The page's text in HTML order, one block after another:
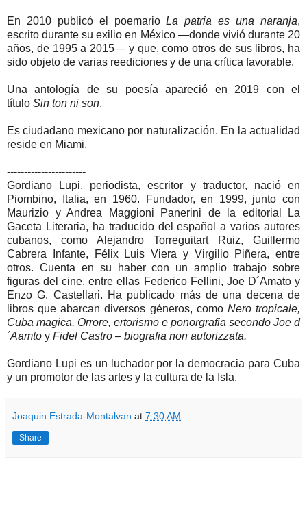
En 2010 publicó el poemarioLa patria es una naranja,
escrito durante su exilio en México —donde vivió durante 20
años, de 1995 a 2015— y que, como otros de sus libros, ha
sido objeto de varias reediciones y de una crítica favorable.
Una antología de su poesía apareció en 2019 con el
título Sin ton ni son.
Es ciudadano mexicano por naturalización. En la actualidad
reside en Miami.
-----------------------
Gordiano Lupi, periodista, escritor y traductor, nació en
Piombino, Italia, en 1960. Fundador, en 1999, junto con
Maurizio y Andrea Maggioni Panerini de la editorial La
Gaceta Literaria, ha traducido del español a varios autores
cubanos, como Alejandro Torreguitart Ruiz, Guillermo
Cabrera Infante, Félix Luis Viera y Virgilio Piñera, entre
otros. Cuenta en su haber con un amplio trabajo sobre
figuras del cine, entre ellas Federico Fellini, Joe D´Amato y
Enzo G. Castellari. Ha publicado más de una decena de
libros que abarcan diversos géneros, como Nero tropicale,
Cuba magica, Orrore, ertorismo e ponorgrafia secondo Joe d
´Aamto y Fidel Castro – biografia non autorizzata.
Gordiano Lupi es un luchador por la democracia para Cuba
y un promotor de las artes y la cultura de la Isla.
Joaquin Estrada-Montalvan at 7:30 AM
Share